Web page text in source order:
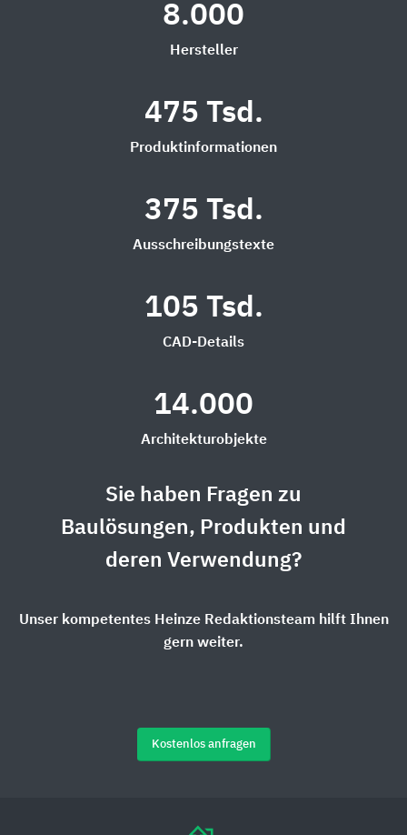
8.000
Hersteller
475 Tsd.
Produktinformationen
375 Tsd.
Ausschreibungstexte
105 Tsd.
CAD-Details
14.000
Architekturobjekte
Sie haben Fragen zu
Baulösungen, Produkten und
deren Verwendung?
Unser kompetentes Heinze Redaktionsteam hilft Ihnen
gern weiter.
Kostenlos anfragen